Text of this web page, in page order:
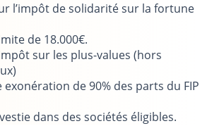
l’impôt de solidarité sur la fortune
de 18.000€.
sur les plus-values (hors
exonération de 90% des parts du FIP
dans des sociétés éligibles.